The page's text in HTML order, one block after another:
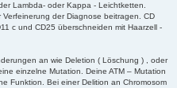
Lambda- oder Kappa - Leichtketten.
der Diagnose beitragen. CD
c und CD25 überschneiden mit Haarzell -
an wie Deletion ( Löschung ) , oder
einzelne Mutation. Deine ATM – Mutation
Funktion. Bei einer Delition an Chromosom